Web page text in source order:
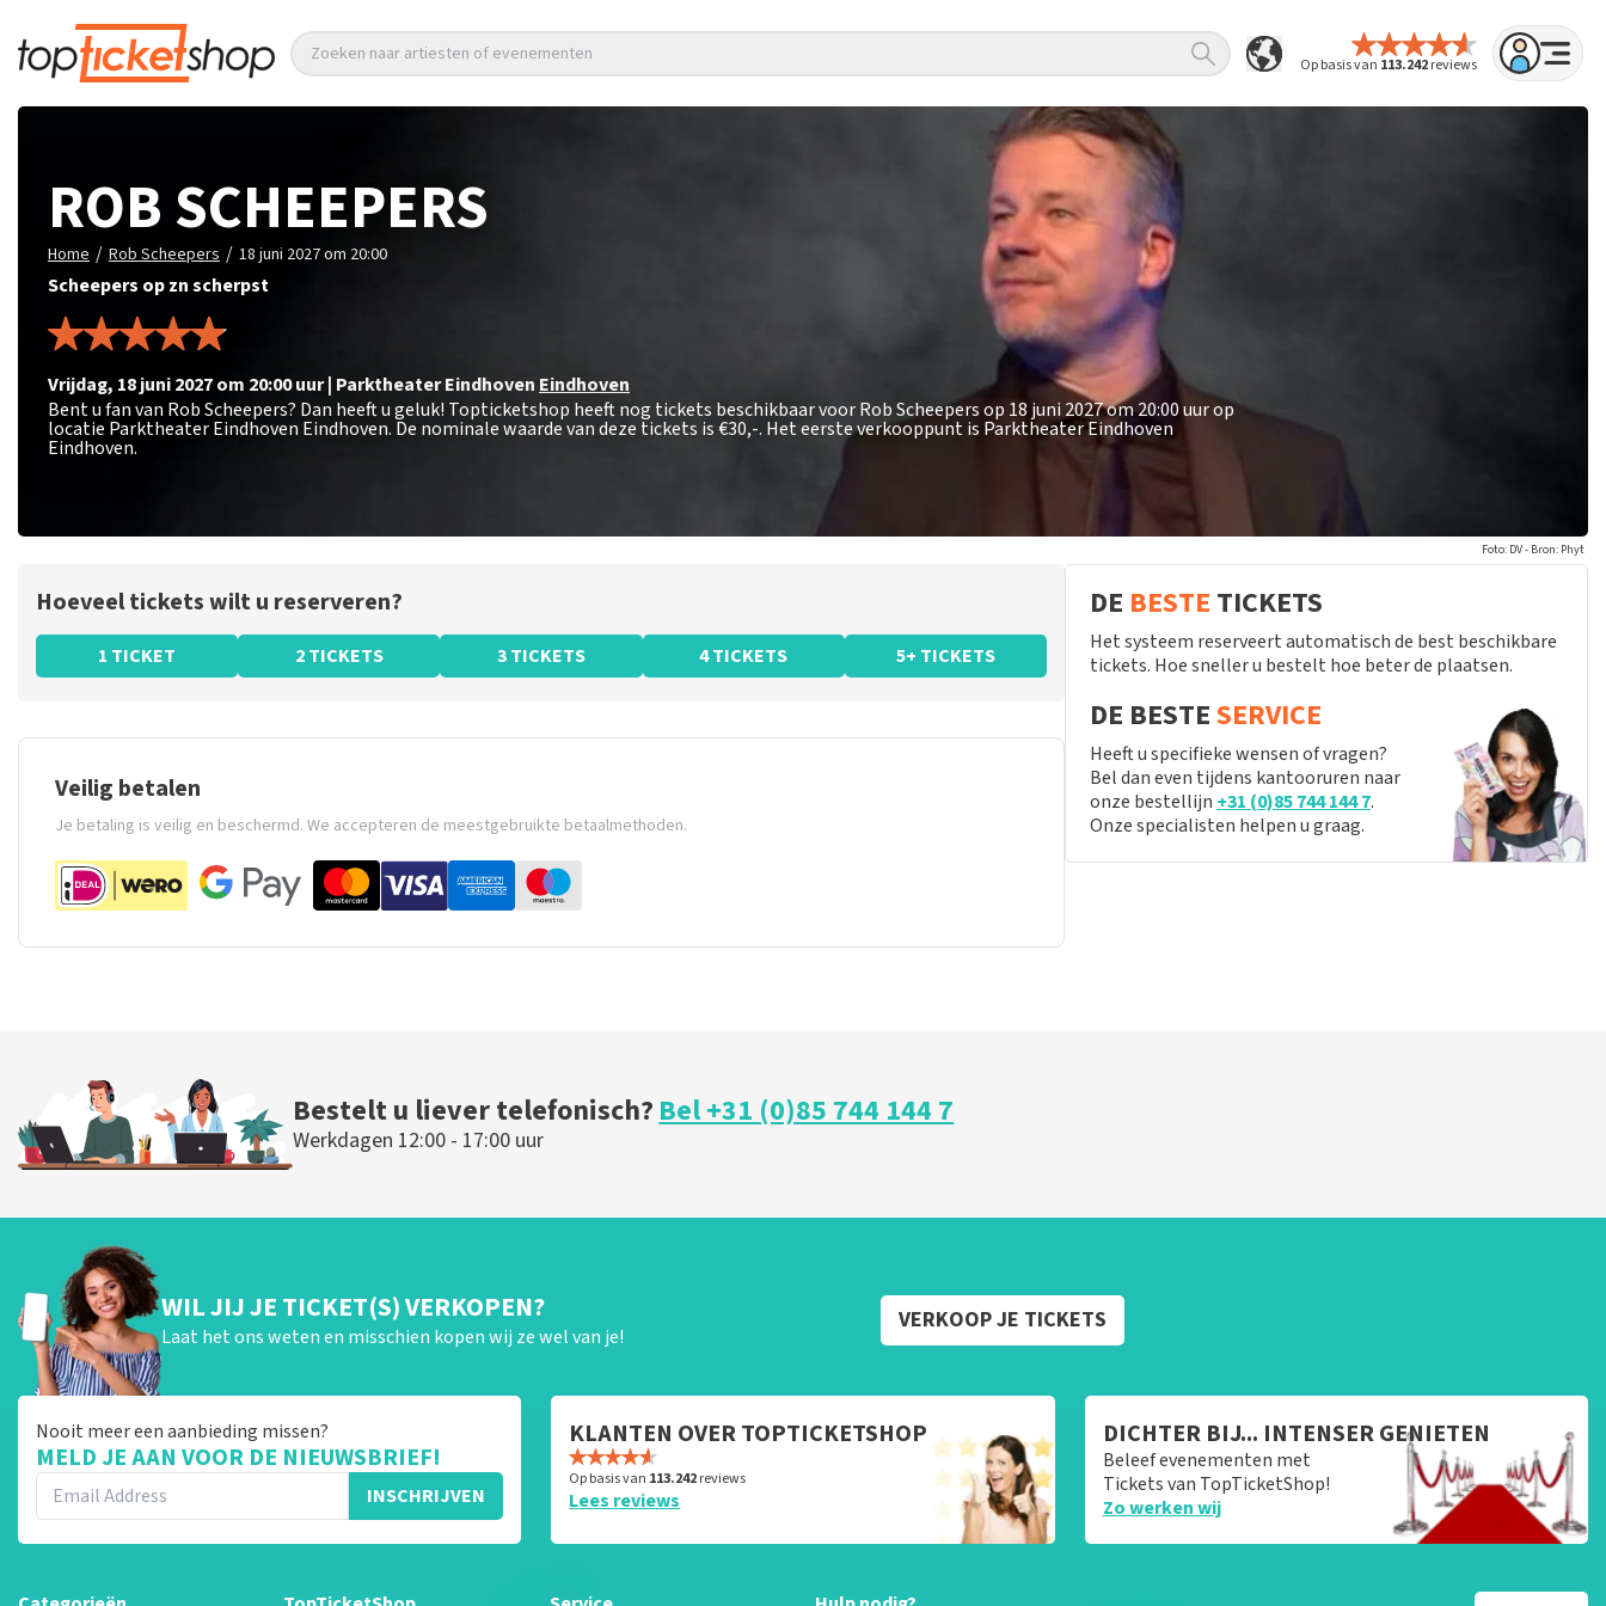
Op basis van 113.242reviews
Zoeken naar artiesten of evenementen
ROB SCHEEPERS
Home / Rob Scheepers / 18 juni 2027 om 20:00
Scheepers op zn scherpst
vrijdag, 18 juni 2027 om 20:00uur| Parktheater Eindhoven Eindhoven
Bent u fan van Rob Scheepers? Dan heeft u geluk! Topticketshop heeft nog tickets beschikbaar voor Rob Scheepers op 18 juni 2027 om 20:00 uur op
locatie Parktheater Eindhoven Eindhoven. De nominale waarde van deze tickets is€30,-. Het eerste verkooppunt is Parktheater Eindhoven
Eindhoven.
Foto: DV - Bron: Phyt
Hoeveel tickets wilt u reserveren?
1 TICKET 2 TICKETS 3 TICKETS 4 TICKETS 5+ TICKETS
Veilig betalen
Je betaling is veilig en beschermd. We accepteren de meestgebruikte betaalmethoden.
DE BESTE TICKETS
Het systeem reserveert automatisch de best beschikbare
tickets. Hoe sneller u bestelt hoe beter de plaatsen.
DE BESTESERVICE
Heeft u specifieke wensen of vragen?
Bel dan even tijdens kantooruren naar
onze bestellijn +31 (0)85 744 144 7.
Onze specialisten helpen u graag.
Bestelt u liever telefonisch?Bel +31 (0)85 744 144 7
Werkdagen 12:00 - 17:00 uur
WIL JIJ JE TICKET(S) VERKOPEN?
Laat het ons weten en misschien kopen wij ze wel van je!
VERKOOP JE TICKETS
Nooit meer een aanbieding missen?
MELD JE AAN VOOR DE NIEUWSBRIEF!
INSCHRIJVEN
KLANTEN OVER TOPTICKETSHOP
Op basis van 113.242reviews
Lees reviews
DICHTER BIJ... INTENSER GENIETEN
Beleef evenementen met
Tickets van TopTicketShop!
Zo werken wij